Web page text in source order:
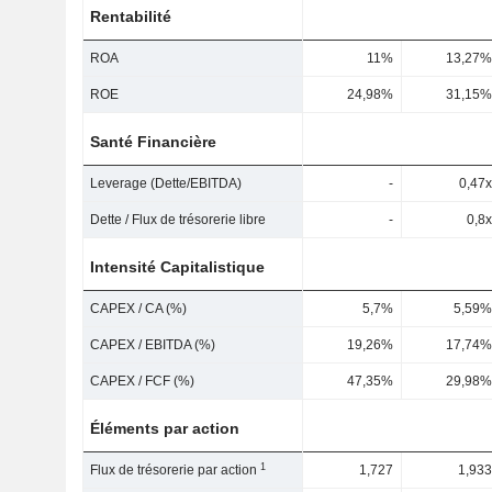
Rentabilité
ROA 11% 13,27%
ROE 24,98% 31,15%
Santé Financière
Leverage (Dette/EBITDA) - 0,47x
Dette / Flux de trésorerie libre - 0,8x
Intensité Capitalistique
CAPEX / CA (%) 5,7% 5,59%
CAPEX / EBITDA (%) 19,26% 17,74%
CAPEX / FCF (%) 47,35% 29,98%
Éléments par action
Flux de trésorerie par action1 1,727 1,933